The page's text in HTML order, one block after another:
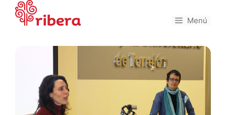
Saltar
contenido
Menú